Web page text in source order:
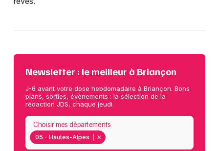
Newsletter : le meilleur à Briançon
J-6 avant votre dose hebdomadaire à Briançon. Bons
plans, sorties, événements : la sélection de la
rédaction JDS, chaque jeudi.
05 - Hautes-Alpes
Choisir mes départements